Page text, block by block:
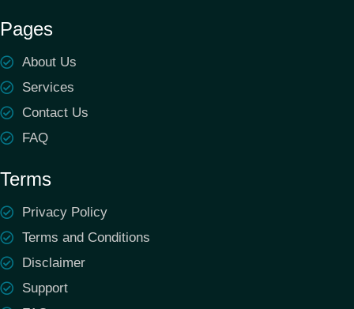
Pages
About Us
Services
Contact Us
FAQ
Terms
Privacy Policy
Terms and Conditions
Disclaimer
Support